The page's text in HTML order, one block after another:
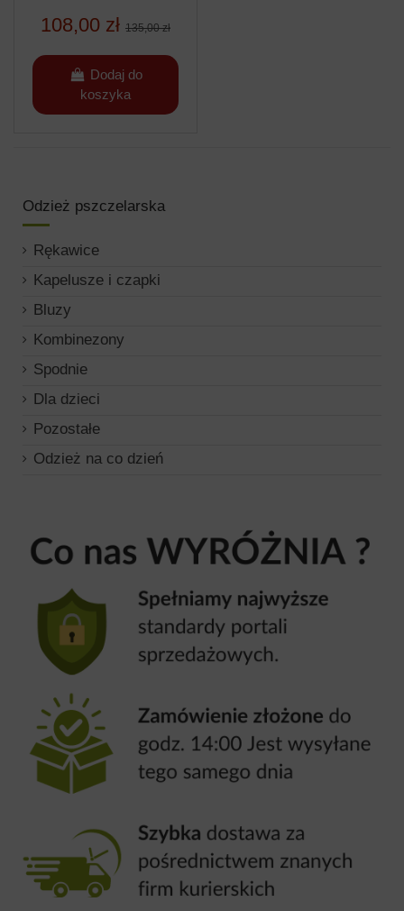
108,00 zł 135,00 zł
Dodaj do
koszyka
Odzież pszczelarska
Rękawice
Kapelusze i czapki
Bluzy
Kombinezony
Spodnie
Dla dzieci
Pozostałe
Odzież na co dzień